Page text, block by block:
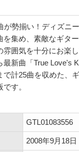
が勢揃い！ディズニ
を集め、素敵なギタ
雰囲気を十分にお楽
最新曲「True Love's
で計25曲を収めた、
す。
GTL01083556
2008年9月18日